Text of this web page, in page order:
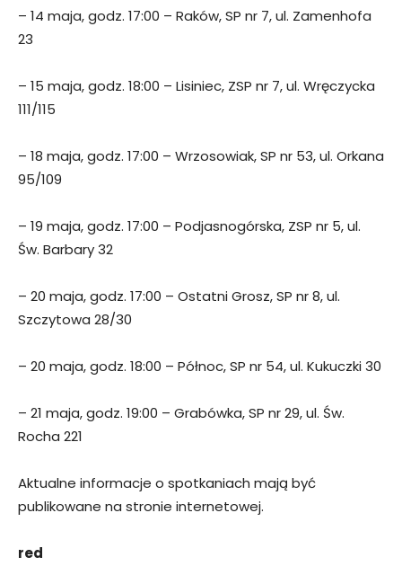
– 14 maja, godz. 17:00 – Raków, SP nr 7, ul. Zamenhofa
23
– 15 maja, godz. 18:00 – Lisiniec, ZSP nr 7, ul. Wręczycka
111/115
– 18 maja, godz. 17:00 – Wrzosowiak, SP nr 53, ul. Orkana
95/109
– 19 maja, godz. 17:00 – Podjasnogórska, ZSP nr 5, ul.
Św. Barbary 32
– 20 maja, godz. 17:00 – Ostatni Grosz, SP nr 8, ul.
Szczytowa 28/30
– 20 maja, godz. 18:00 – Północ, SP nr 54, ul. Kukuczki 30
– 21 maja, godz. 19:00 – Grabówka, SP nr 29, ul. Św.
Rocha 221
Aktualne informacje o spotkaniach mają być
publikowane na stronie internetowej.
red